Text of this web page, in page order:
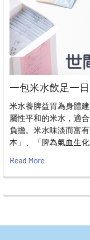
一包米水飲足一日
米水養脾益胃為身體
屬性平和的米水，適
負擔。米水味淡而富
本」、「脾為氣血生
Read More